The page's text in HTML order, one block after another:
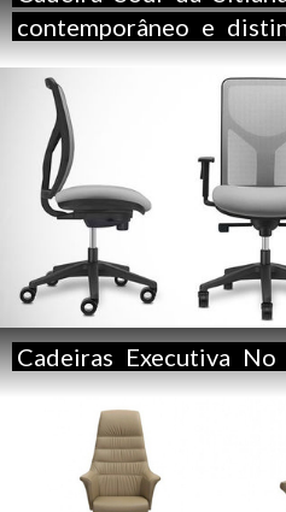
contemporâneo e
Cadeiras Executiva No